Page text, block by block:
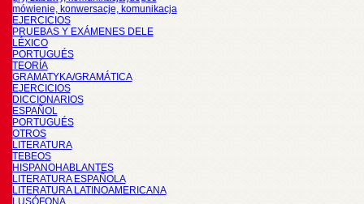
mówienie, konwersacje, komunikacja
EJERCICIOS
PRUEBAS Y EXÁMENES DELE
LÉXICO
PORTUGUÉS
TEORÍA
GRAMATYKA/GRAMÁTICA
EJERCICIOS
DICCIONARIOS
ESPAÑOL
PORTUGUÉS
OTROS
LITERATURA
TEBEOS
HISPANOHABLANTES
LITERATURA ESPAÑOLA
LITERATURA LATINOAMERICANA
LUSÓFONA